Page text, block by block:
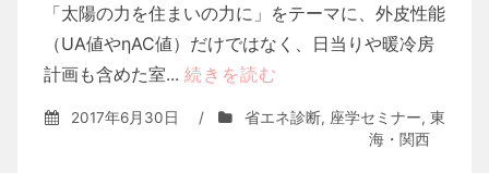
「太陽の力を住まいの力に」をテーマに、外皮性能
（UA値やηAC値）だけではなく、日当りや暖冷房
計画も含めた室... 続きを読む
2017年6月30日 / 省エネ診断, 座学セミナー, 東
海・関西